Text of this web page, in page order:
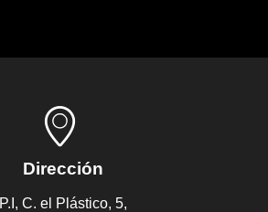
Dirección
P.I, C. el Plástico, 5,